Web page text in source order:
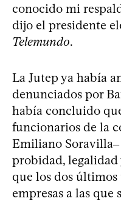
conocido mi
dijo el presidente
Telemundo.
La Jutep ya había
denunciados por
había concluido
funcionarios de la
Emiliano
probidad, legalidad
que los dos
empresas a las